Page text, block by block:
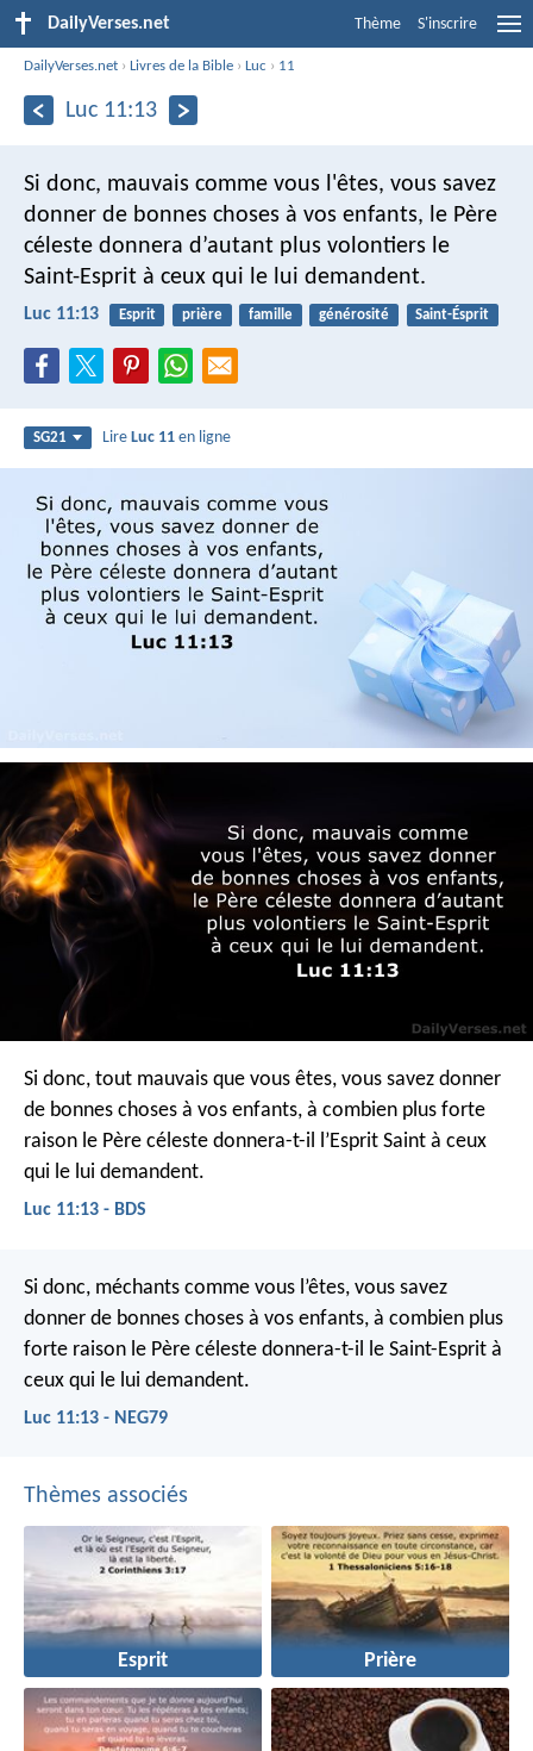
DailyVerses.net Thème S'inscrire
DailyVerses.net ›Livres de la Bible ›Luc › 11
Luc 11:13
Si donc, mauvais comme vous l'êtes, vous savez
donner de bonnes choses à vos enfants, le Père
céleste donnera d’autant plus volontiers le
Saint-Esprit à ceux qui le lui demandent.
Luc 11:13 Esprit prière famille générosité Saint-Ésprit
SG21 LireLuc 11 en ligne
Si donc, tout mauvais que vous êtes, vous savez donner
de bonnes choses à vos enfants, à combien plus forte
raison le Père céleste donnera-t-il l’Esprit Saint à ceux
qui le lui demandent.
Luc 11:13 - BDS
Si donc, méchants comme vous l’êtes, vous savez
donner de bonnes choses à vos enfants, à combien plus
forte raison le Père céleste donnera-t-il le Saint-Esprit à
ceux qui le lui demandent.
Luc 11:13 - NEG79
Thèmes associés
Esprit Prière